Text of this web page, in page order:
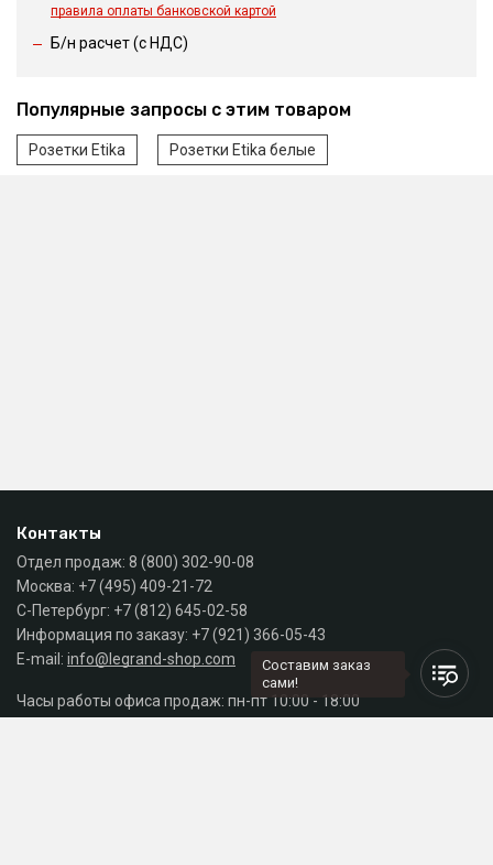
правила оплаты банковской картой
Б/н расчет (c НДС)
Популярные запросы с этим товаром
Розетки Etika Розетки Etika белые
Контакты
Отдел продаж: 8 (800) 302-90-08
Москва: +7 (495) 409-21-72
С-Петербург: +7 (812) 645-02-58
Информация по заказу: +7 (921) 366-05-43
E-mail: info@legrand-shop.com
Часы работы офиса продаж: пн-пт 10:00 - 18:00
Составим заказ
сами!